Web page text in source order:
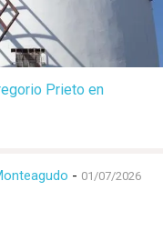
Prieto en
- 01/07/2026